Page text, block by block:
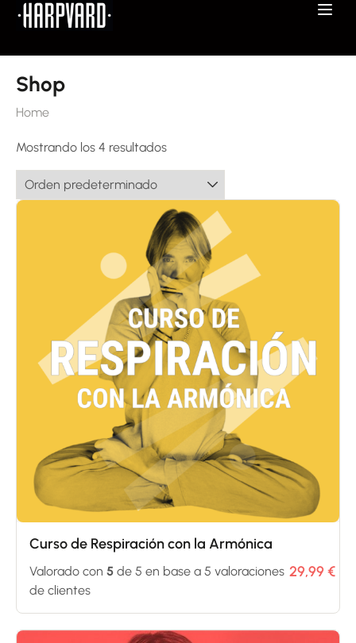
Shop
Home
Mostrando los 4 resultados
Curso de Respiración con la Armónica
Valorado con 5 de 5 en base a 5 valoraciones
de clientes
29,99€